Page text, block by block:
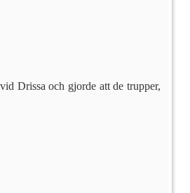
Drissa och gjorde att de trupper,